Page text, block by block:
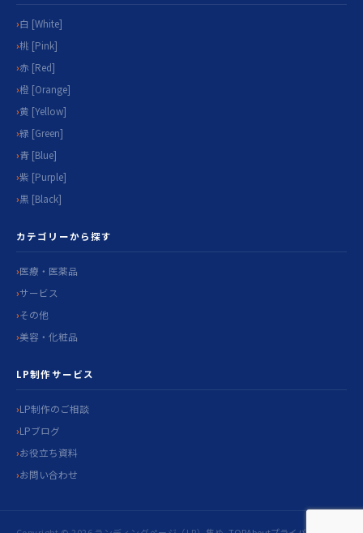
白 [White]
桃 [Pink]
赤 [Red]
橙 [Orange]
黄 [Yellow]
緑 [Green]
青 [Blue]
紫 [Purple]
黒 [Black]
カテゴリーから探す
医療・医薬品
サービス
その他
美容・化粧品
LP制作サービス
LP制作のご相談
LPブログ
お役立ち資料
お問い合わせ